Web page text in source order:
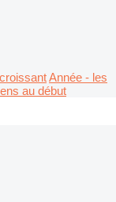
Année - les
au début